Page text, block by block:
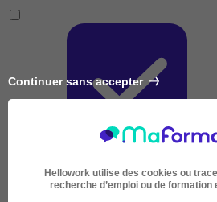
Continuer sans accepter
Hellowork utilise des cookies ou
recherche d’emploi ou de